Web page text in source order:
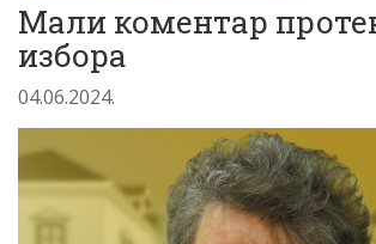
Мали коментар
избора
04.06.2024.